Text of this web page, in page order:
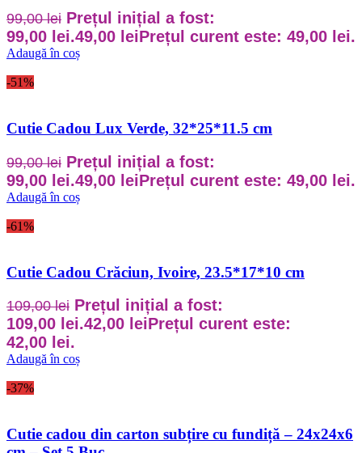
99,00lei Prețul inițial a fost:
99,00 lei.49,00 leiPrețul curent este: 49,00 lei.
Adaugă în coș
-51%
Cutie Cadou Lux Verde, 32*25*11.5 cm
99,00lei Prețul inițial a fost:
99,00 lei.49,00 leiPrețul curent este: 49,00 lei.
Adaugă în coș
-61%
Cutie Cadou Crăciun, Ivoire, 23.5*17*10 cm
109,00lei Prețul inițial a fost:
109,00 lei.42,00 leiPrețul curent este:
42,00 lei.
Adaugă în coș
-37%
Cutie cadou din carton subțire cu fundiță – 24x24x6